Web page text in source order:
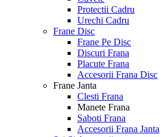
Protectii Cadru
Urechi Cadru
Frane Disc
Frane Pe Disc
Discuri Frana
Placute Frana
Accesorii Frana Disc
Frane Janta
Clesti Frana
Manete Frana
Saboti Frana
Accesorii Frana Janta